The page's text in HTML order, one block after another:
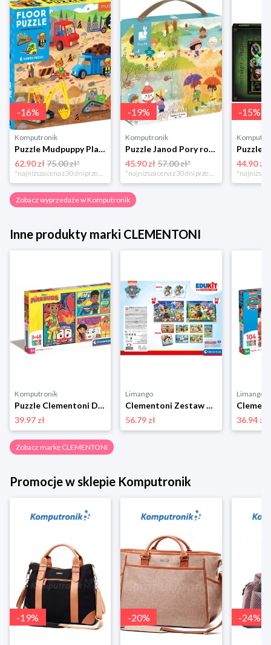
-16%
Komputronik
Puzzle Mudpuppy Plac Budowy 25 el.
62.90 zł75.00 zł*
*najniższa cena z 30 dni przed obniżką
-19%
Komputronik
Puzzle Janod Pory roku w walizce 36 elementów
45.90 zł 57.00 zł*
*najniższa cena z 30 dni przed obniżką
-15%
44.90 zł
Zobacz wyprzedaże w Komputronik
Inne produkty marki CLEMENTONI
Komputronik
Puzzle Clementoni Disney Firebuds 3 x 48 el. 25283
39.97 zł
Limango
Clementoni Zestaw gier "Psi Patrol" - 3+ rozmiar: onesize
56.79 zł
Limango
36.94 zł
Zobacz markę CLEMENTONI
Promocje w sklepie Komputronik
-19% -20% -24%